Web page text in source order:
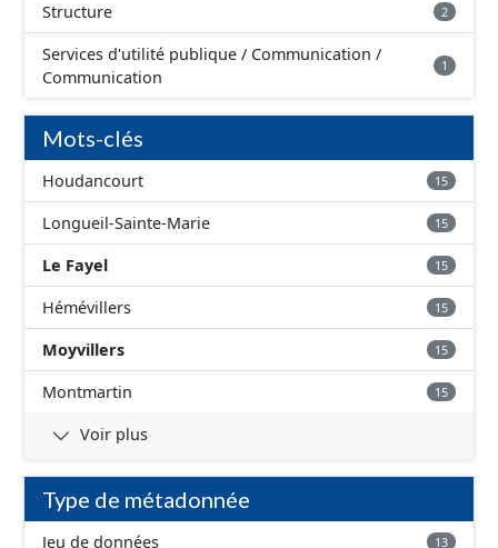
Structure 2
Services d'utilité publique / Communication /
Communication
1
Mots-clés
Houdancourt 15
Longueil-Sainte-Marie 15
Le Fayel 15
Hémévillers 15
Moyvillers 15
Montmartin 15
Voir plus
Type de métadonnée
Jeu de données 13